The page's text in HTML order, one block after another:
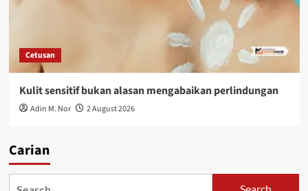
Cetusan
Kulit sensitif bukan alasan mengabaikan perlindungan
Adin M. Nor 2 August 2026
Carian